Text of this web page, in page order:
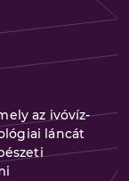
az ivóvíz-
láncát